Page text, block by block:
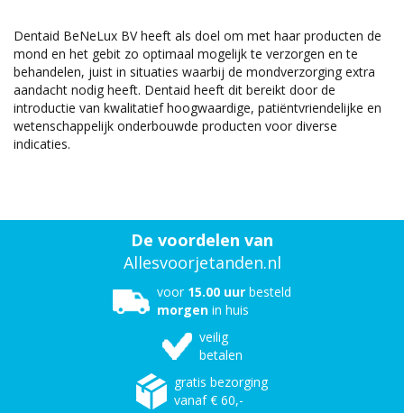
Dentaid BeNeLux BV heeft als doel om met haar producten de
mond en het gebit zo optimaal mogelijk te verzorgen en te
behandelen, juist in situaties waarbij de mondverzorging extra
aandacht nodig heeft. Dentaid heeft dit bereikt door de
introductie van kwalitatief hoogwaardige, patiëntvriendelijke en
wetenschappelijk onderbouwde producten voor diverse
indicaties.
De voordelen van
Allesvoorjetanden.nl
voor 15.00 uur besteld
morgen in huis
veilig
betalen
gratis bezorging
vanaf € 60,-